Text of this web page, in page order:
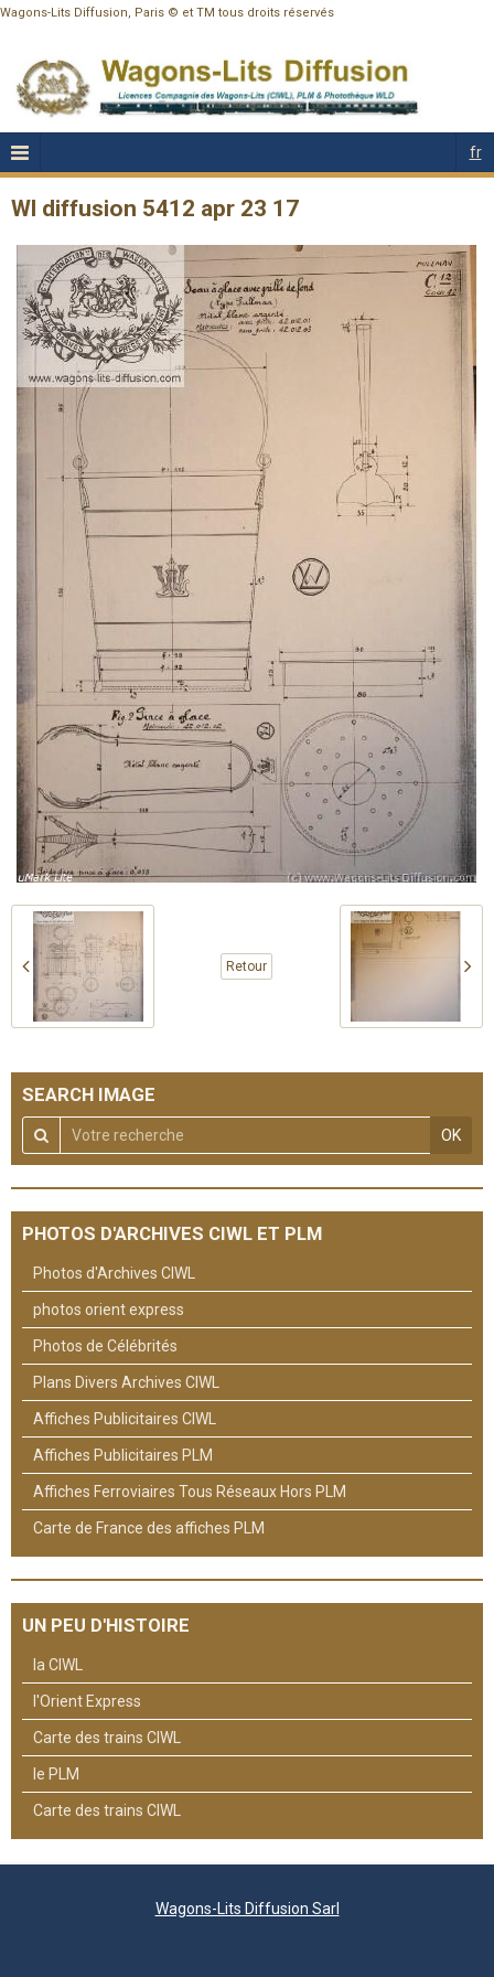
Wagons-Lits Diffusion, Paris © et TM tous droits réservés
fr
Wl diffusion 5412 apr 23 17
Retour
SEARCH IMAGE
OK
PHOTOS D'ARCHIVES CIWL ET PLM
Photos d'Archives CIWL
photos orient express
Photos de Célébrités
Plans Divers Archives CIWL
Affiches Publicitaires CIWL
Affiches Publicitaires PLM
Affiches Ferroviaires Tous Réseaux Hors PLM
Carte de France des affiches PLM
UN PEU D'HISTOIRE
la CIWL
l'Orient Express
Carte des trains CIWL
le PLM
Carte des trains CIWL
Wagons-Lits Diffusion Sarl